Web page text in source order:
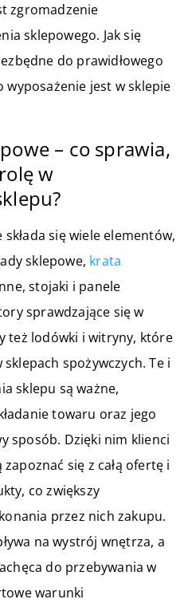
zgromadzenie
sklepowego. Jak się
do prawidłowego
wyposażenie jest w sklepie
– co sprawia,
w
się wiele elementów,
sklepowe, krata
stojaki i panele
sprawdzające się w
też lodówki i witryny, które
spożywczych. Te i
sklepu są ważne,
towaru oraz jego
sposób. Dzięki nim klienci
się z całą ofertę i
co zwiększy
przez nich zakupu.
na wystrój wnętrza, a
do przebywania w
warunki